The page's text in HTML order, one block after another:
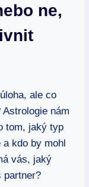
⁣ne,
ale co
nám
tom, jaký typ
kdo by mohl
vás, jaký
partner?